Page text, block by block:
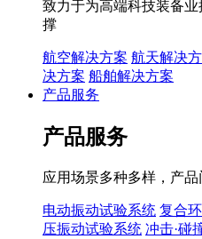
致力于为高端科技装备
撑
航空解决方案 航天解决
决方案 船舶解决方案
产品服务
产品服务
应用场景多种多样，产
电动振动试验系统 复合
压振动试验系统 冲击·碰